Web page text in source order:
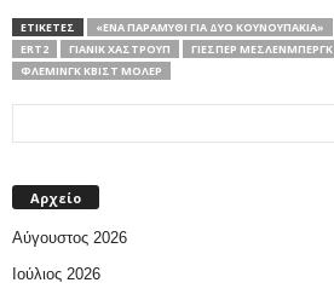
ΕΤΙΚΕΤΕΣ «ΈΝΑ ΠΑΡΑΜΎΘΙ ΓΙΑ ΔΎΟ ΚΟΥΝΟΥΠΆΚΙΑ»
ERT2
ΓΙΆΝΙΚ ΧΆΣΤΡΟΥΠ ΓΙΈΣΠΕΡ ΜΈΣΛΕΝΜΠΕΡΓΚ
ΦΛΈΜΙΝΓΚ ΚΒΙΣΤ ΜΌΛΕΡ
Αρχείο
Αύγουστος 2026
Ιούλιος 2026